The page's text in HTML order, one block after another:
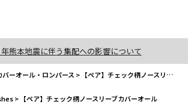
熊本地震に伴う集配への影響について
バーオール・ロンパース > 【ペア】チェック柄ノースリーブカバーオール
> 【ペア】チェック柄ノースリーブカバーオール